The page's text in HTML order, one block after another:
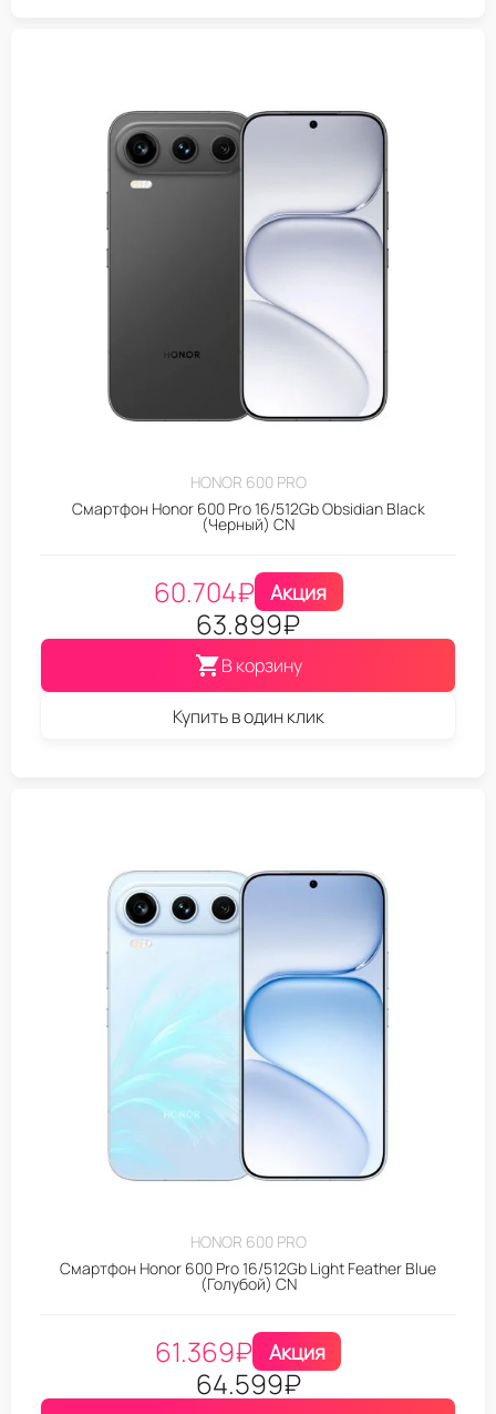
HONOR 600 PRO
Смартфон Honor 600 Pro 16/512Gb Obsidian Black
(Черный) CN
60.704₽ Акция
63.899₽
В корзину
Купить в один клик
HONOR 600 PRO
Смартфон Honor 600 Pro 16/512Gb Light Feather Blue
(Голубой) CN
61.369₽ Акция
64.599₽